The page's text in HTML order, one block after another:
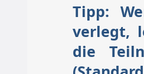
Tipp:
verlegt,
die